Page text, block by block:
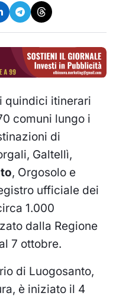
quindici itinerari
comuni lungo i
di
Galtellì,
, Orgosolo e
ufficiale dei
1.000
dalla Regione
7 ottobre.
di Luogosanto,
è iniziato il 4